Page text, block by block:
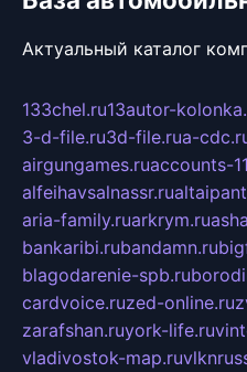
Актуальный каталог
133chel.ru13autor-
3-d-file.ru3d-file.rua-
airgungames.ruaccounts-
alfeihavsalnassr.ru
aria-family.ruarkrym.ru
bankaribi.rubandamn.ru
blagodarenie-spb.ru
cardvoice.ruzed-online.ru
zarafshan.ruyork-life.ru
vladivostok-map.ru